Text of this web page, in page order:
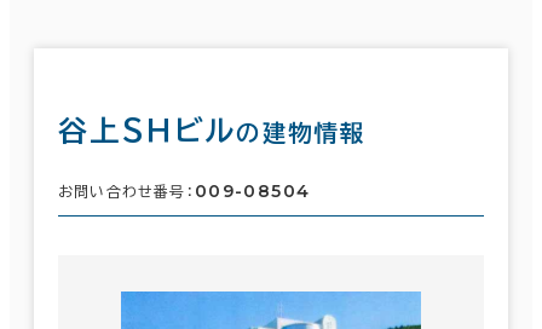
谷上ＳＨビルの建物情報
お問い合わせ番号： 009-08504